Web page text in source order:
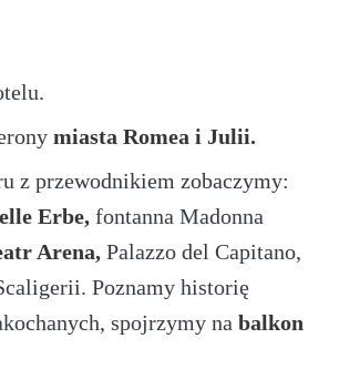
miastaRomea i Julii.
z przewodnikiem zobaczymy:
Erbe, fontanna Madonna
Arena, Palazzo del Capitano,
Poznamy historię
spojrzymy nabalkon